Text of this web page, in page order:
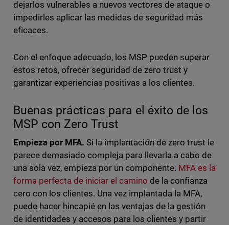
dejarlos vulnerables a nuevos vectores de ataque o
impedirles aplicar las medidas de seguridad más
eficaces.
Con el enfoque adecuado, los MSP pueden superar
estos retos, ofrecer seguridad de zero trust y
garantizar experiencias positivas a los clientes.
Buenas prácticas para el éxito de los
MSP con Zero Trust
Empieza por MFA. Si la implantación de zero trust le
parece demasiado compleja para llevarla a cabo de
una sola vez, empieza por un componente. MFA es la
forma perfecta de iniciar el camino de la confianza
cero con los clientes. Una vez implantada la MFA,
puede hacer hincapié en las ventajas de la gestión
de identidades y accesos para los clientes y partir